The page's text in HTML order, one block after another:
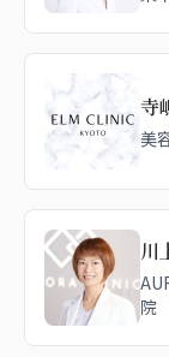
寺
美
川
院